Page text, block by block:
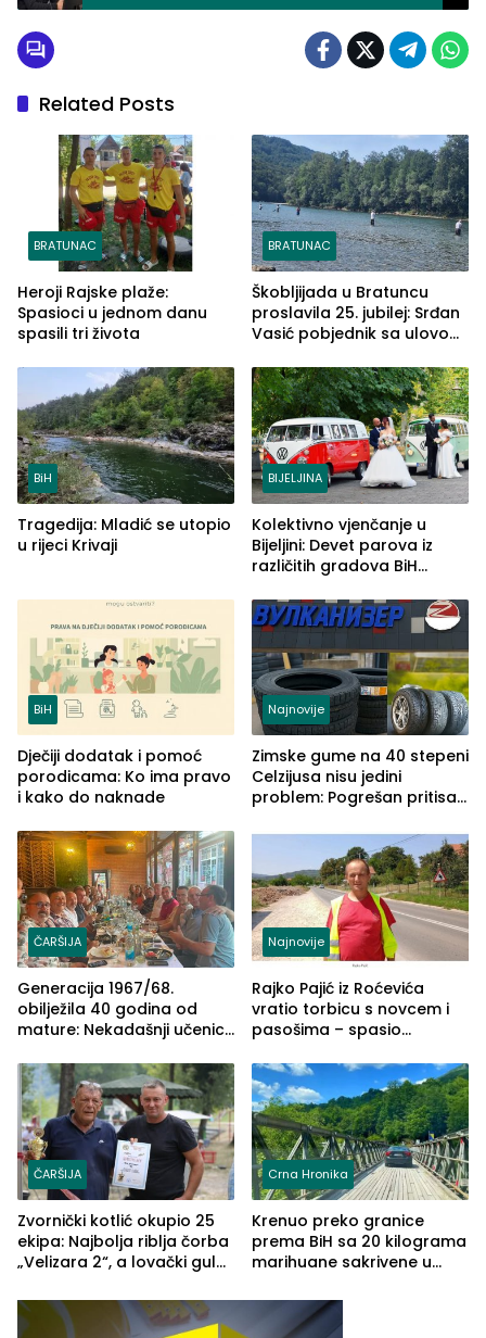
sina
Related Posts
BRATUNAC
Heroji Rajske plaže:
Spasioci u jednom danu
spasili tri života
BRATUNAC
Škobljijada u Bratuncu
proslavila 25. jubilej: Srđan
Vasić pobjednik sa ulovom
BiH
Tragedija: Mladić se utopio
u rijeci Krivaji
BIJELJINA
Kolektivno vjenčanje u
Bijeljini: Devet parova iz
različitih gradova BiH
BiH
Dječiji dodatak i pomoć
porodicama: Ko ima pravo
i kako do naknade
Najnovije
Zimske gume na 40 stepeni
Celzijusa nisu jedini
problem: Pogrešan pritisak
ČARŠIJA
Generacija 1967/68.
obilježila 40 godina od
mature: Nekadašnji učenici
(FOTO)
Najnovije
Rajko Pajić iz Roćevića
vratio torbicu s novcem i
pasošima – spasio
Grčkoj
ČARŠIJA
Zvornički kotlić okupio 25
ekipa: Najbolja riblja čorba
„Velizara 2“, a lovački gulaš
Crna Hronika
Krenuo preko granice
prema BiH sa 20 kilograma
marihuane sakrivene u